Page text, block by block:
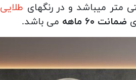
طلایی
ضمانت ۶۰ ماهه می باشد.